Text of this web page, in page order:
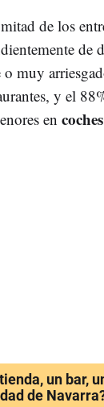
de los
de
o muy
y el
en
un bar,
de